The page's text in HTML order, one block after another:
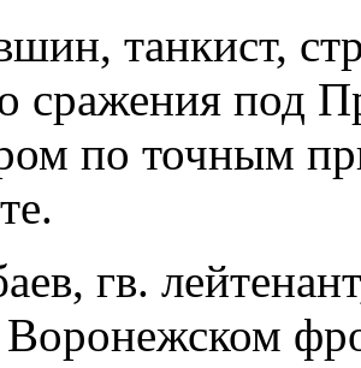
танкист,
сражения под
по точным
гв.
Воронежском